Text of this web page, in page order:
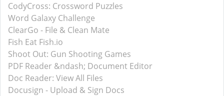
CodyCross: Crossword Puzzles
Word Galaxy Challenge
ClearGo - File & Clean Mate
Fish Eat Fish.io
Shoot Out: Gun Shooting Games
PDF Reader &ndash; Document Editor
Doc Reader: View All Files
Docusign - Upload & Sign Docs